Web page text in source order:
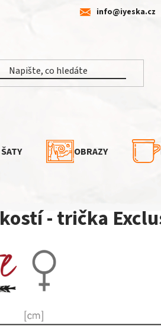
info@iyeska.cz
ŠATY OBRAZY
- trička